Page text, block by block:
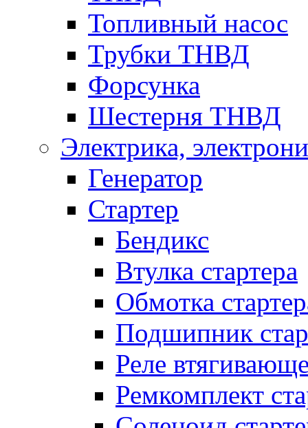
Топливный насос
Трубки ТНВД
Форсунка
Шестерня ТНВД
Электрика,
Генератор
Стартер
Бендикс
Втулка стартера
Обмотка
Подшипник
Реле
Ремкомплект